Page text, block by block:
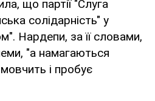
що партії "Слуга
солідарність" у
Нардепи, за її словами,
"а намагаються
і пробує